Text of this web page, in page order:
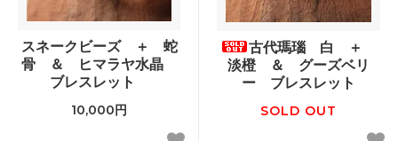
スネークビーズ ＋ 蛇
骨 ＆ ヒマラヤ水晶
ブレスレット
10,000円
古代瑪瑙 白 ＋
淡橙 ＆ グーズベリ
ー ブレスレット
SOLD OUT